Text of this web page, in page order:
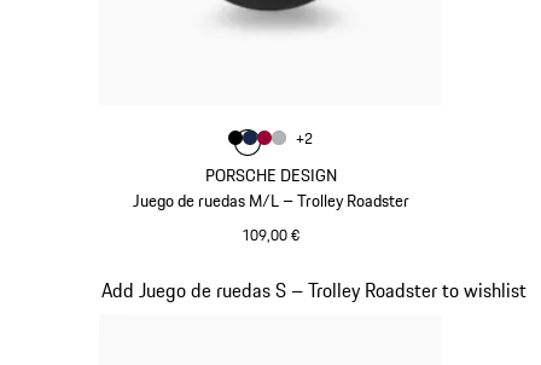
PORSCHE DESIGN
Juego de ruedas M/L – Trolley Roadster
109,00 €
Color
ColorNegro
Color Azul Oscuro
ColorRojo Carmín
Color
+2
Add Juego de ruedas S – Trolley Roadster to wishlist
Diapositiva 19 de 20